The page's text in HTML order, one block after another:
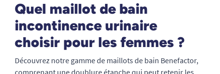
Quel maillot de bain
incontinence urinaire
choisir pour les femmes ?
Découvrez notre gamme de maillots de bain Benefactor,